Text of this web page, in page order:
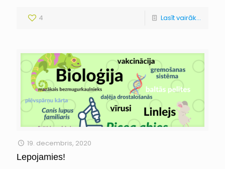
4 Lasīt vairāk...
19. decembris, 2020
Lepojamies!